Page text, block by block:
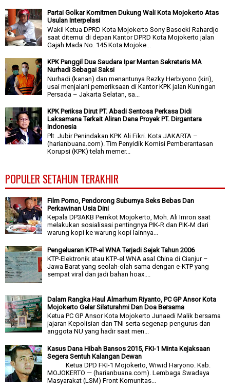
Partai Golkar Komitmen Dukung Wali Kota Mojokerto Atas
Usulan Interpelasi
Wakil Ketua DPRD Kota Mojokerto Sony Basoeki Rahardjo
saat ditemui di depan Kantor DPRD Kota Mojokerto jalan
Gajah Mada No. 145 Kota Mojoke...
KPK Panggil Dua Saudara Ipar Mantan Sekretaris MA
Nurhadi Sebagai Saksi
Nurhadi (kanan) dan menantunya Rezky Herbiyono (kiri),
usai menjalani pemeriksaan di Kantor KPK jalan Kuningan
Persada – Jakarta Selatan, sa...
KPK Periksa Dirut PT. Abadi Sentosa Perkasa Didi
Laksamana Terkait Aliran Dana Proyek PT. Dirgantara
Indonesia
Plt. Jubir Penindakan KPK Ali Fikri. Kota JAKARTA –
(harianbuana.com). Tim Penyidik Komisi Pemberantasan
Korupsi (KPK) telah memer...
POPULER SETAHUN TERAKHIR
Film Porno, Pendorong Suburnya Seks Bebas Dan
Perkawinan Usia Dini
Kepala DP3AKB Pemkot Mojokerto, Moh. Ali Imron saat
melakukan sosialisasi pentingnya PIK-R dan PIK-M dari
warung kopi ke warung kopi lainnya...
Pengeluaran KTP-el WNA Terjadi Sejak Tahun 2006
KTP-Elektronik atau KTP-el WNA asal China di Cianjur –
Jawa Barat yang seolah-olah sama dengan e-KTP yang
sempat viral dan jadi bahan hoax....
Dalam Rangka Haul Almarhum Riyanto, PC GP Ansor Kota
Mojokerto Gelar Silaturahmi Dan Doa Bersama
Ketua PC GP Ansor Kota Mojokerto Junaedi Malik bersama
jajaran Kepolisian dan TNI serta segenap pengurus dan
anggota NU yang hadir saat men...
Kasus Dana Hibah Bansos 2015, FKI-1 Minta Kejaksaan
Segera Sentuh Kalangan Dewan
Ketua DPD FKI-1 Mojokerto, Wiwid Haryono. Kab.
MOJOKERTO — (harianbuana.com). Lembaga Swadaya
Masyarakat (LSM) Front Komunitas...